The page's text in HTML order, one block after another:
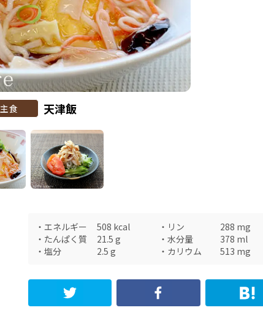
主食 天津飯
・ エネルギー 508 kcal ・ リン 288 mg
・ たんぱく質 21.5 g ・ 水分量 378 ml
・ 塩分 2.5 g ・ カリウム 513 mg